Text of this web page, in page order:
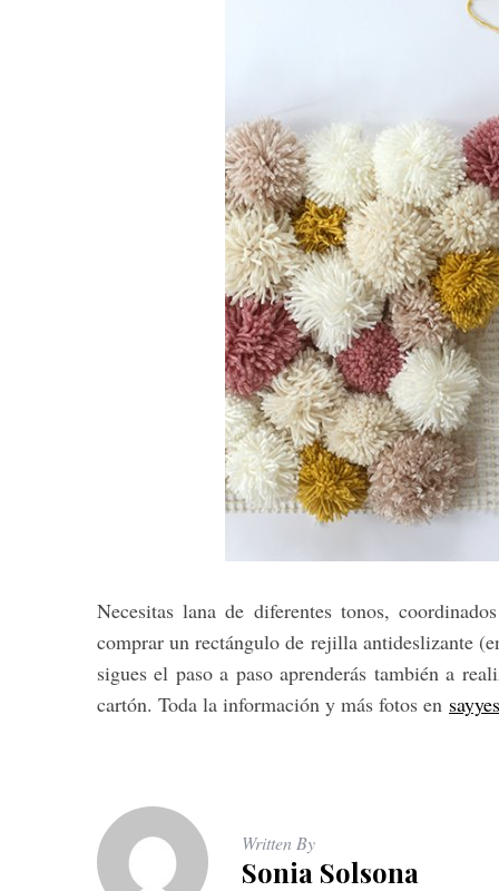
Necesitas lana de diferentes tonos,
comprar un rectángulo de rejilla antideslizante
sigues el paso a paso aprenderás también a
cartón. Toda la información y más fotos en
Written By
Sonia Solsona